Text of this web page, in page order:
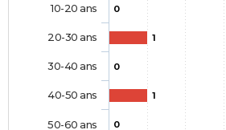
0
1
0
1
0
10-20 ans
20-30 ans
30-40 ans
40-50 ans
50-60 ans